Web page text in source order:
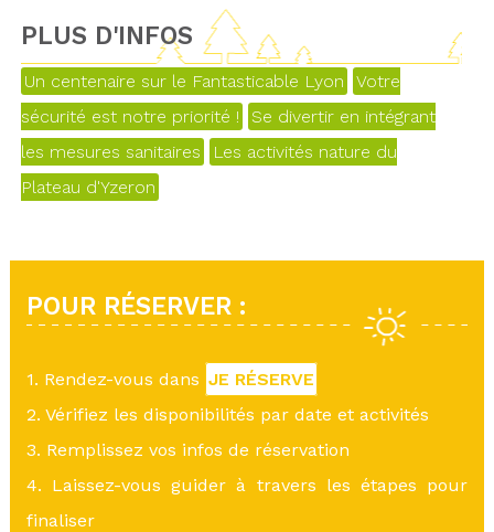
PLUS D'INFOS
Un centenaire sur le Fantasticable Lyon
Votre
sécurité est notre priorité !
Se divertir en intégrant
les mesures sanitaires
Les activités nature du
Plateau d'Yzeron
POUR RÉSERVER :
1. Rendez-vous dans JE RÉSERVE
2. Vérifiez les disponibilités par date et activités
3. Remplissez vos infos de réservation
4. Laissez-vous guider à travers les étapes pour
finaliser